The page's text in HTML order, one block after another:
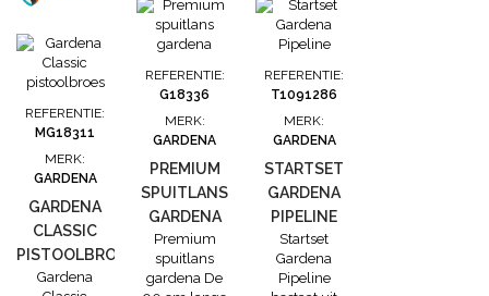
REFERENTIE:
MG18311
MERK:
GARDENA
GARDENA
CLASSIC
PISTOOLBROES
Gardena
REFERENTIE:
G18336
MERK:
GARDENA
PREMIUM
SPUITLANS
GARDENA
Premium
spuitlans
gardena De
REFERENTIE:
T1091286
MERK:
GARDENA
STARTSET
GARDENA
PIPELINE
Startset
Gardena
Pipeline